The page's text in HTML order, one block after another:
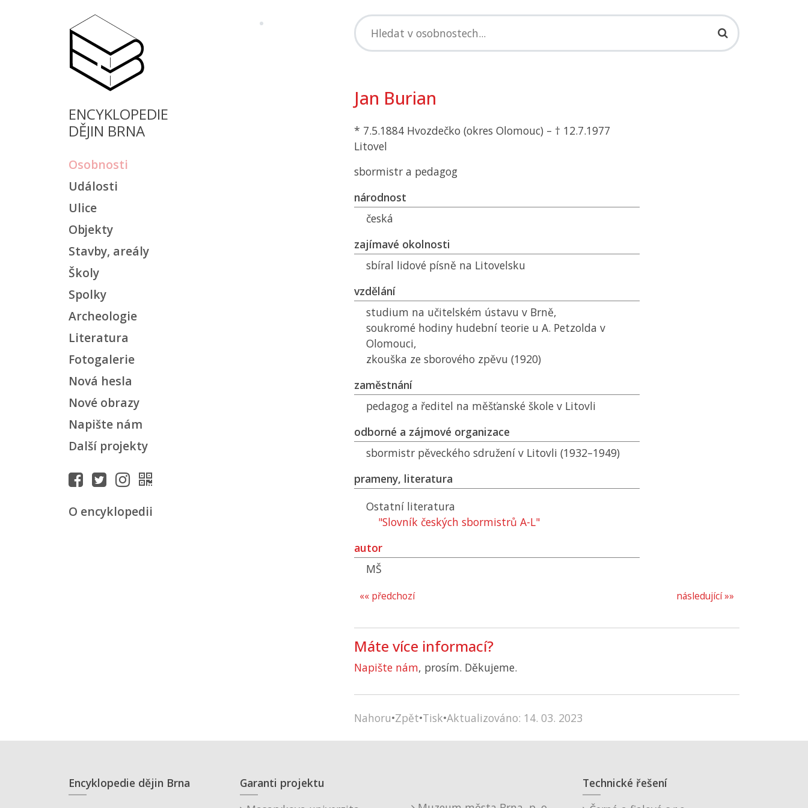
ENCYKLOPEDIE
DĚJIN BRNA
Osobnosti
Události
Ulice
Objekty
Stavby, areály
Školy
Spolky
Archeologie
Literatura
Fotogalerie
Nová hesla
Nové obrazy
Napište nám
Další projekty
O encyklopedii
Jan Burian
* 7.5.1884 Hvozdečko (okres Olomouc) – † 12.7.1977
Litovel
sbormistr a pedagog
národnost
česká
zajímavé okolnosti
sbíral lidové písně na Litovelsku
vzdělání
studium na učitelském ústavu v Brně,
soukromé hodiny hudební teorie u A. Petzolda v
Olomouci,
zkouška ze sborového zpěvu (1920)
zaměstnání
pedagog a ředitel na měšťanské škole v Litovli
odborné a zájmové organizace
sbormistr pěveckého sdružení v Litovli (1932–1949)
prameny, literatura
Ostatní literatura
"Slovník českých sbormistrů A-L"
autor
MŠ
následující »»
«« předchozí
Máte více informací?
Napište nám, prosím. Děkujeme.
Nahoru•Zpět•Tisk•Aktualizováno: 14. 03. 2023
Encyklopedie dějin Brna
Garanti projektu
Technické řešení